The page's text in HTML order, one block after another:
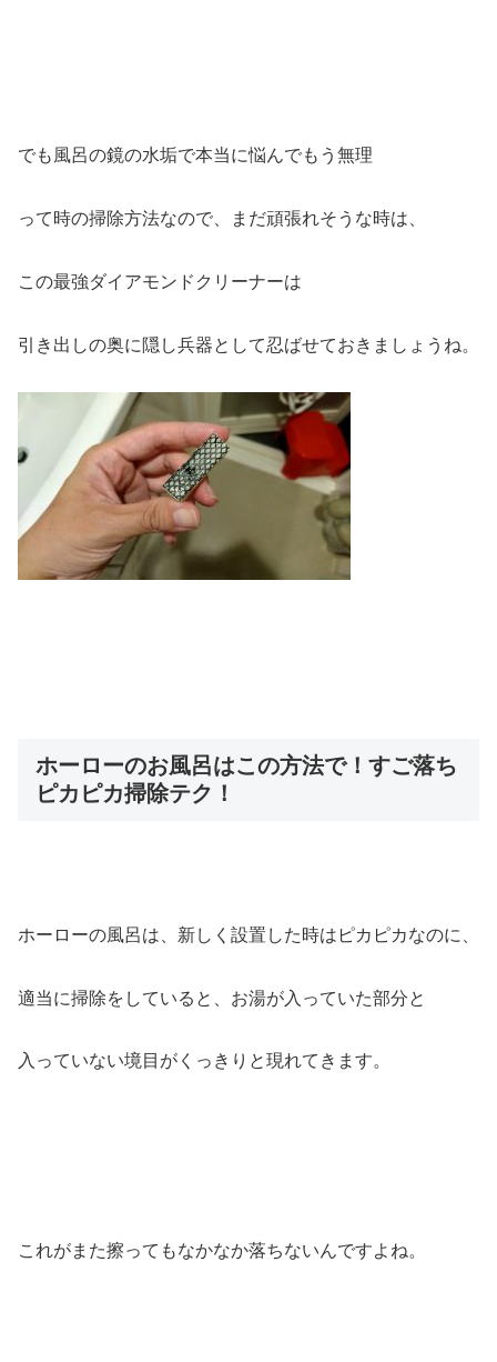
でも風呂の鏡の水垢で本当に悩んでもう無理
って時の掃除方法なので、まだ頑張れそうな時は、
この最強ダイアモンドクリーナーは
引き出しの奥に隠し兵器として忍ばせておきましょうね。
ホーローのお風呂はこの方法で！すご落ち
ピカピカ掃除テク！
ホーローの風呂は、新しく設置した時はピカピカなのに、
適当に掃除をしていると、お湯が入っていた部分と
入っていない境目がくっきりと現れてきます。
これがまた擦ってもなかなか落ちないんですよね。